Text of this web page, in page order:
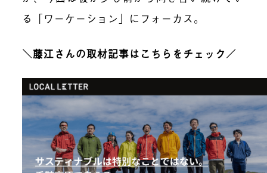
る「ワーケーション」にフォーカス。
＼藤江さんの取材記事はこちらをチェック／